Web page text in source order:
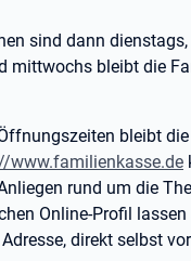
sind dann
mittwochs bleibt die
bleibt
www.familienkasse.de
rund um die
Online-Profil
direkt selbst